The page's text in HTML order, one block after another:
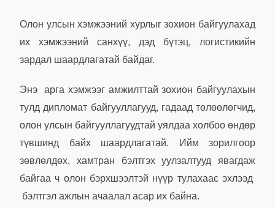
Олон улсын хэмжээний хурлыг зохион байгуулахад
их хэмжээний санхүү, дэд бүтэц, логистикийн
зардал шаардлагатай байдаг.
Энэ арга хэмжээг амжилттай зохион байгуулахын
тулд дипломат байгууллагууд, гадаад төлөөлөгчид,
олон улсын байгууллагуудтай уялдаа холбоо өндөр
түвшинд байх шаардлагатай. Ийм зорилгоор
зөвлөлдөх, хамтран бэлтгэх уулзалтууд явагдаж
байгаа ч олон бэрхшээлтэй нүүр тулахаас эхлээд
бэлтгэл ажлын ачаалал асар их байна.